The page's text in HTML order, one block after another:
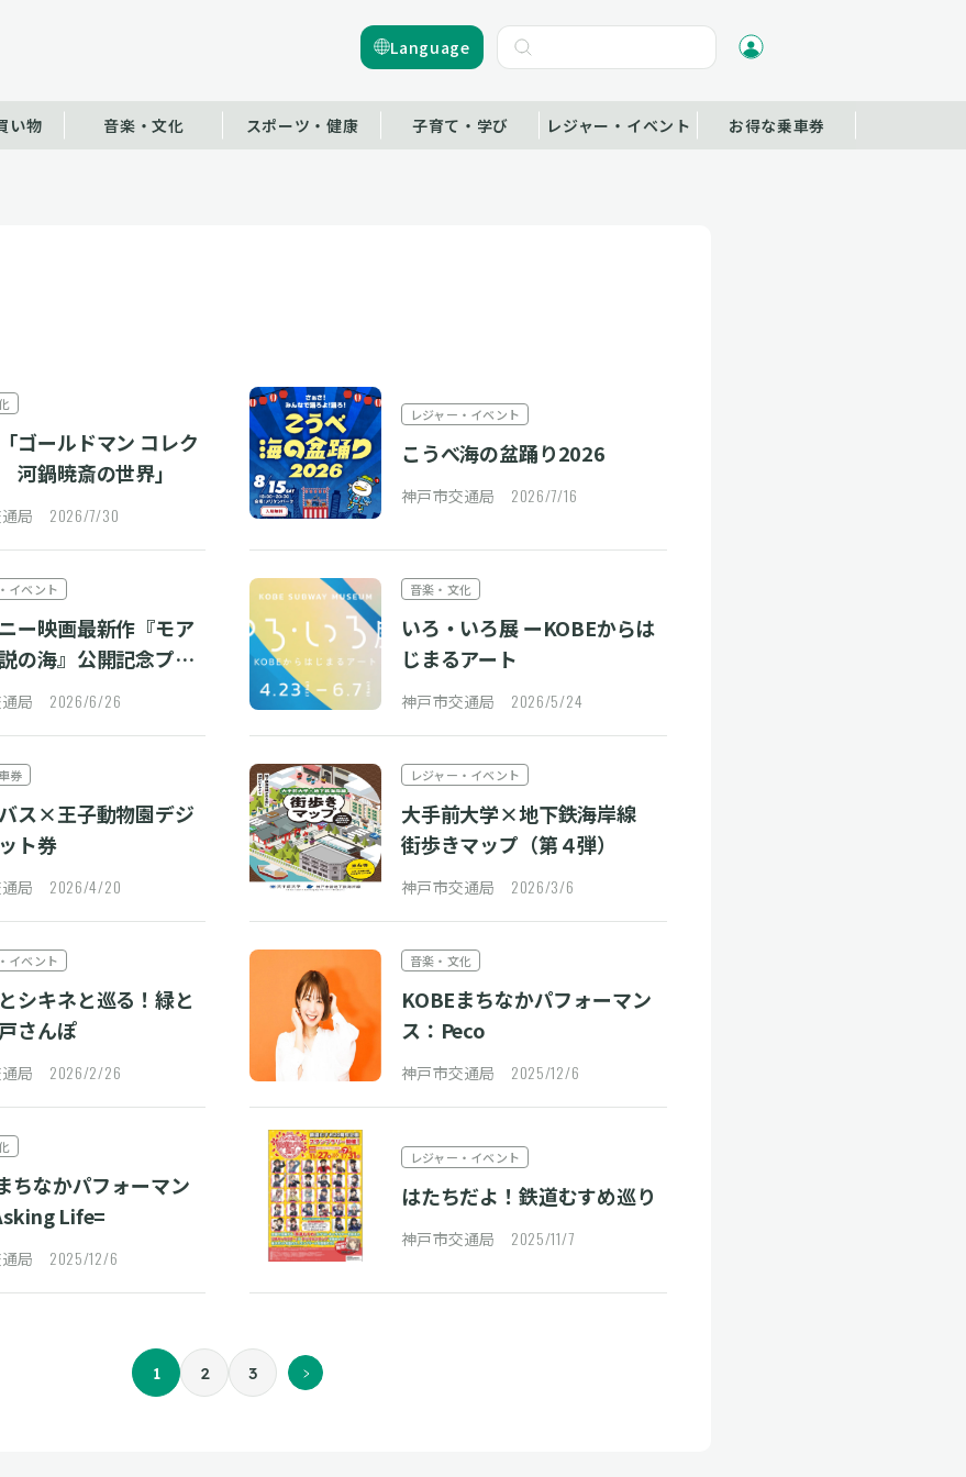
Language
い物 音楽・文化 スポーツ・健康 子育て・学び レジャー・イベント お得な乗車券
ゴールドマン コレク
鍋暁斎の世界」
通局 2026/7/30
レジャー・イベント
こうべ海の盆踊り2026
神戸市交通局 2026/7/16
イベント
ー映画最新作『モア
の海』公開記念プレ
ャンペーン
通局 2026/6/26
音楽・文化
いろ・いろ展 ーKOBEからは
じまるアート
神戸市交通局 2026/5/24
券
ス×王子動物園デジ
ト券
通局 2026/4/20
レジャー・イベント
大手前大学×地下鉄海岸線
街歩きマップ（第４弾）
神戸市交通局 2026/3/6
イベント
シキネと巡る！緑と
さんぽ
通局 2026/2/26
音楽・文化
KOBEまちなかパフォーマン
ス：Peco
神戸市交通局 2025/12/6
ちなかパフォーマン
Life=
通局 2025/12/6
レジャー・イベント
はたちだよ！鉄道むすめ巡り
神戸市交通局 2025/11/7
1 2 3